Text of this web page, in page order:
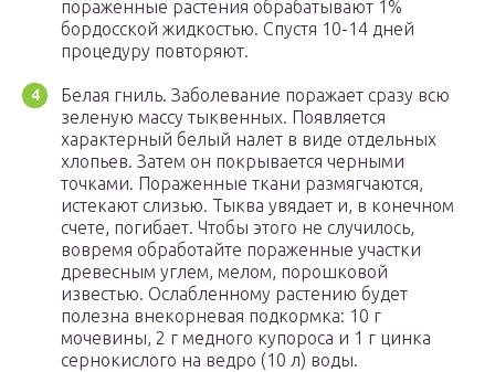
пораженные растения обрабатывают 1%
бордосской жидкостью. Спустя 10-14 дней
процедуру повторяют.
Белая гниль. Заболевание поражает сразу всю
зеленую массу тыквенных. Появляется
характерный белый налет в виде отдельных
хлопьев. Затем он покрывается черными
точками. Пораженные ткани размягчаются,
истекают слизью. Тыква увядает и, в конечном
счете, погибает. Чтобы этого не случилось,
вовремя обработайте пораженные участки
древесным углем, мелом, порошковой
известью. Ослабленному растению будет
полезна внекорневая подкормка: 10 г
мочевины, 2 г медного купороса и 1 г цинка
сернокислого на ведро (10 л) воды.